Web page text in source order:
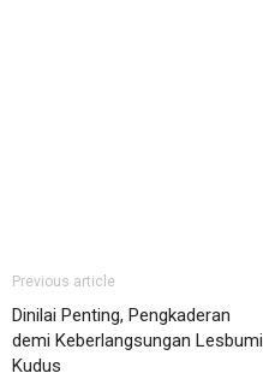
Previous article
Dinilai Penting, Pengkaderan
demi Keberlangsungan Lesbumi
Kudus